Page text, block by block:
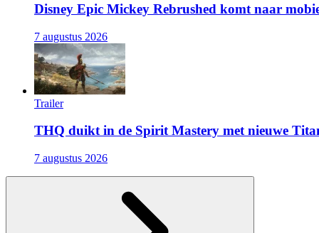
Disney Epic Mickey Rebrushed komt naar
7 augustus 2026
Trailer
THQ duikt in de Spirit Mastery met nieuwe
7 augustus 2026